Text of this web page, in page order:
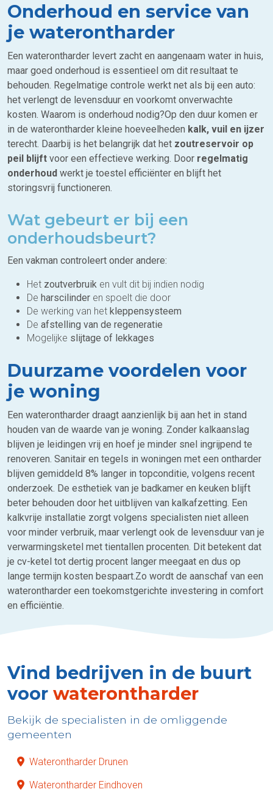
Onderhoud en service van
je waterontharder
Een waterontharder levert zacht en aangenaam water in huis,
maar goed onderhoud is essentieel om dit resultaat te
behouden. Regelmatige controle werkt net als bij een auto:
het verlengt de levensduur en voorkomt onverwachte
kosten. Waarom is onderhoud nodig?Op den duur komen er
in de waterontharder kleine hoeveelheden kalk, vuil en ijzer
terecht. Daarbij is het belangrijk dat het zoutreservoir op
peil blijft voor een effectieve werking. Door regelmatig
onderhoud werkt je toestel efficiënter en blijft het
storingsvrij functioneren.
Wat gebeurt er bij een
onderhoudsbeurt?
Een vakman controleert onder andere:
Het zoutverbruik en vult dit bij indien nodig
De harscilinder en spoelt die door
De werking van het kleppensysteem
De afstelling van de regeneratie
Mogelijke slijtage of lekkages
Duurzame voordelen voor
je woning
Een waterontharder draagt aanzienlijk bij aan het in stand
houden van de waarde van je woning. Zonder kalkaanslag
blijven je leidingen vrij en hoef je minder snel ingrijpend te
renoveren. Sanitair en tegels in woningen met een ontharder
blijven gemiddeld 8% langer in topconditie, volgens recent
onderzoek. De esthetiek van je badkamer en keuken blijft
beter behouden door het uitblijven van kalkafzetting. Een
kalkvrije installatie zorgt volgens specialisten niet alleen
voor minder verbruik, maar verlengt ook de levensduur van je
verwarmingsketel met tientallen procenten. Dit betekent dat
je cv-ketel tot dertig procent langer meegaat en dus op
lange termijn kosten bespaart.Zo wordt de aanschaf van een
waterontharder een toekomstgerichte investering in comfort
en efficiëntie.
Vind bedrijven in de buurt
voor waterontharder
Bekijk de specialisten in de omliggende
gemeenten
Waterontharder Drunen
Waterontharder Eindhoven